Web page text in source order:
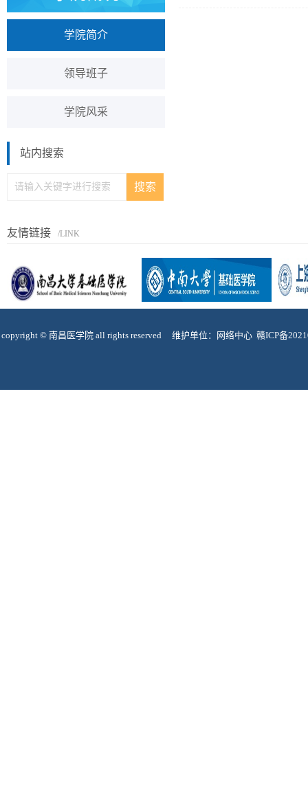
学院简介
领导班子
学院风采
站内搜索
友情链接 /LINK
copyright © 南昌医学院 all rights reserved 维护单位：网络中心 赣ICP备